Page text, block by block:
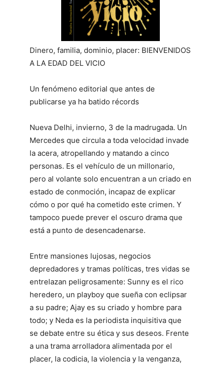
Dinero, familia, dominio, placer: BIENVENIDOS
A LA EDAD DEL VICIO
Un fenómeno editorial que antes de
publicarse ya ha batido récords
Nueva Delhi, invierno, 3 de la madrugada. Un
Mercedes que circula a toda velocidad invade
la acera, atropellando y matando a cinco
personas. Es el vehículo de un millonario,
pero al volante solo encuentran a un criado en
estado de conmoción, incapaz de explicar
cómo o por qué ha cometido este crimen. Y
tampoco puede prever el oscuro drama que
está a punto de desencadenarse.
Entre mansiones lujosas, negocios
depredadores y tramas políticas, tres vidas se
entrelazan peligrosamente: Sunny es el rico
heredero, un playboy que sueña con eclipsar
a su padre; Ajay es su criado y hombre para
todo; y Neda es la periodista inquisitiva que
se debate entre su ética y sus deseos. Frente
a una trama arrolladora alimentada por el
placer, la codicia, la violencia y la venganza,